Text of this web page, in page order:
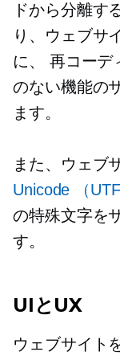
ドから分離す
り、ウェブサ
に、 再コーデ
のない機能の
ます。
また、ウェブ
Unicode
（
の特殊文字を
す。
UIとUX
ウェブサイト